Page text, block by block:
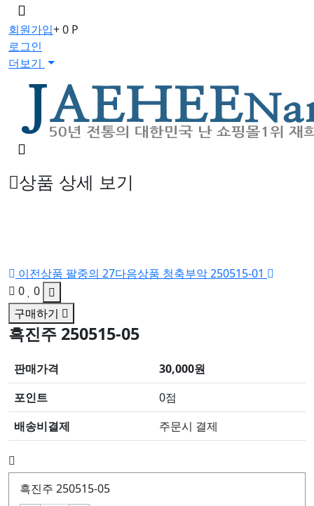
메
뉴
버
튼
회원가입+ 0 P
로그인
더보기
검
버
튼
상품 상세 보기
이전상품 팔중의 27다음상품 청축부악 250515-01
0 0
구매하기
흑진주 250515-05
판매가격
30,000원
포인트
0점
배송비결제
주문시 결제
흑진주 250515-05